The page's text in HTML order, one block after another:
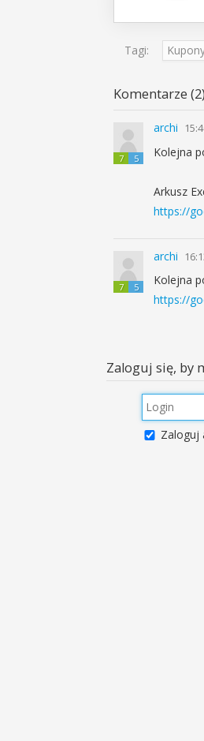
Tagi:
Komentarze (2)
7 5
archi
Kolejna
Arkusz
https://
7 5
archi
Kolejna
https://
Zaloguj się, by
Zaloguj